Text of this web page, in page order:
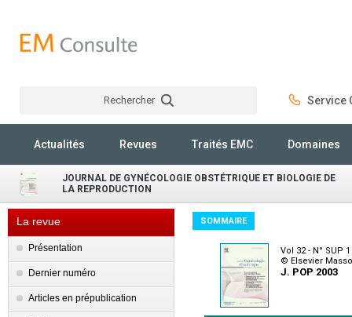
Rechercher Service
Actualités Revues Traités EMC Domaines
JOURNAL DE GYNÉCOLOGIE OBSTÉTRIQUE ET BIOLOGIE DE
LA REPRODUCTION
La revue
Présentation
Dernier numéro
Articles en prépublication
SOMMAIRE
Vol 32 - N° SUP
© Elsevier
J. POP 2003